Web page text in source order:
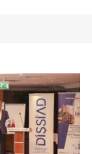
Güçlü